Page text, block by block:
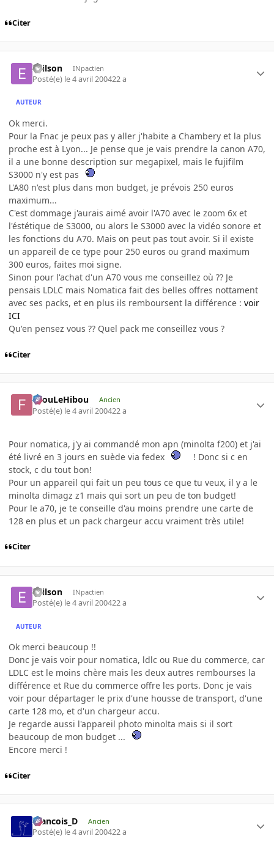
Citer
evilson INpactien
Posté(e) le 4 avril 200422 a
AUTEUR
Ok merci.
Pour la Fnac je peux pas y aller j'habite a Chambery et la plus
proche est à Lyon... Je pense que je vais prendre la canon A70,
il a une bonne description sur megapixel, mais le fujifilm
S3000 n'y est pas
L'A80 n'est plus dans mon budget, je prévois 250 euros
maximum...
C'est dommage j'aurais aimé avoir l'A70 avec le zoom 6x et
l'éstétique de S3000, ou alors le S3000 avec la vidéo sonore et
les fonctions du A70. Mais on peut pas tout avoir. Si il existe
un appareil de ce type pour 250 euros ou grand maximum
300 euros, faites moi signe.
Sinon pour l'achat d'un A70 vous me conseillez où ?? Je
pensais LDLC mais Nomatica fait des belles offres nottament
avec ses packs, et en plus ils remboursent la différence : voir
ICI
Qu'en pensez vous ?? Quel pack me conseillez vous ?
Citer
FilouLeHibou Ancien
Posté(e) le 4 avril 200422 a
Pour nomatica, j'y ai commandé mon apn (minolta f200) et j'ai
été livré en 3 jours en suède via fedex
! Donc si c en
stock, c du tout bon!
Pour un appareil qui fait un peu tous ce que tu veux, il y a le
minolta dimagz z1 mais qui sort un peu de ton budget!
Pour le a70, je te conseille d'au moins prendre une carte de
128 en plus et un pack chargeur accu vraiment très utile!
Citer
evilson INpactien
Posté(e) le 4 avril 200422 a
AUTEUR
Ok merci beaucoup !!
Donc je vais voir pour nomatica, ldlc ou Rue du commerce, car
LDLC est le moins chère mais les deux autres rembourses la
différence et Rue du commerce offre les ports. Donc je vais
voir pour départager le prix d'une housse de transport, d'une
carte 128 mo, et d'un chargeur accu.
Je regarde aussi l'appareil photo minolta mais si il sort
beaucoup de mon budget ...
Encore merci !
Citer
Francois_D Ancien
Posté(e) le 4 avril 200422 a